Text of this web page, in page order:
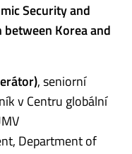
Security and
between Korea and
, seniorní
v Centru globální
Department of